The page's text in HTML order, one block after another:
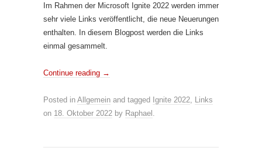
Im Rahmen der Microsoft Ignite 2022 werden immer
sehr viele Links veröffentlicht, die neue Neuerungen
enthalten. In diesem Blogpost werden die Links
einmal gesammelt.
Continue reading →
Posted in Allgemein and tagged Ignite 2022, Links
on 18. Oktober 2022 by Raphael .